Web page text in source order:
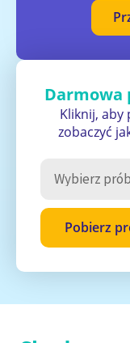
Darmowa
Kliknij, aby
zobaczyć
Pobierz